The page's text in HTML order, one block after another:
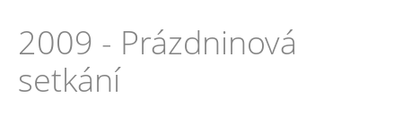
2009 - Prázdninová
setkání